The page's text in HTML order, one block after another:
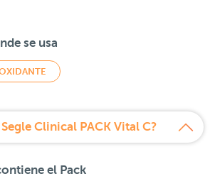
se usa
Segle Clinical PACK Vital C?
el Pack